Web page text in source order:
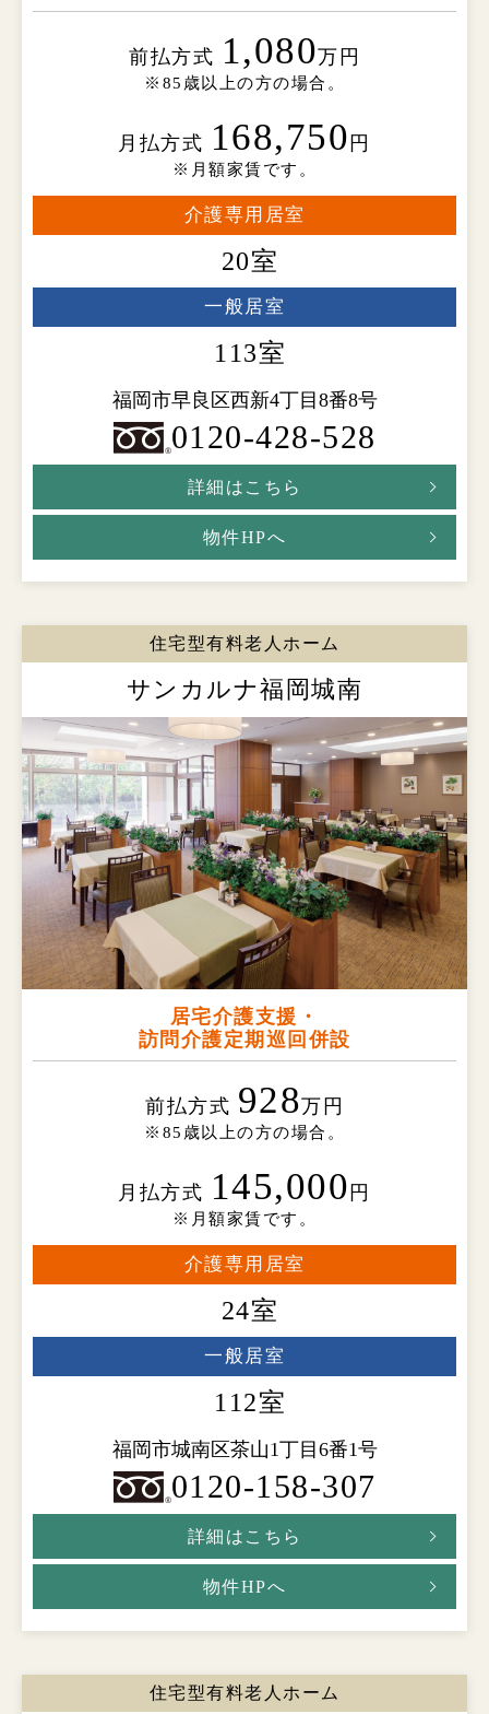
前払方式 1,080万円
※85歳以上の方の場合。
月払方式 168,750 円
※月額家賃です。
介護専用居室
20室
一般居室
113室
福岡市早良区西新4丁目8番8号
0120-428-528
詳細はこちら
物件HPへ
住宅型有料老人ホーム
サンカルナ福岡城南
居宅介護支援・
訪問介護定期巡回併設
前払方式 928万円
※85歳以上の方の場合。
月払方式 145,000 円
※月額家賃です。
介護専用居室
24室
一般居室
112室
福岡市城南区茶山1丁目6番1号
0120-158-307
詳細はこちら
物件HPへ
住宅型有料老人ホーム